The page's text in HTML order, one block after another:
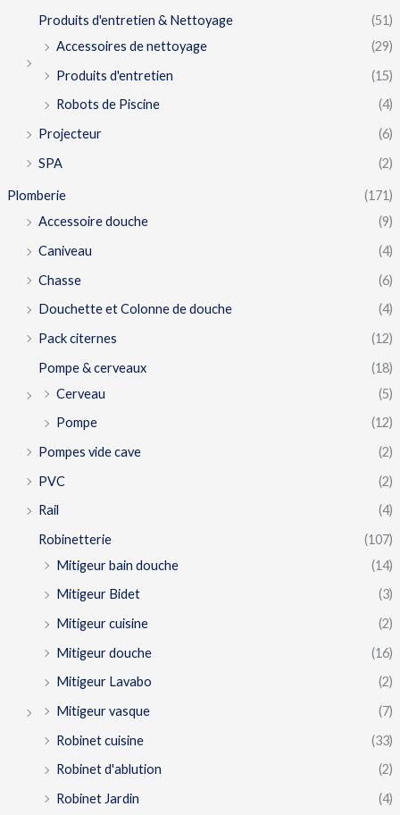
Produits d'entretien & Nettoyage
(51)
Accessoires de nettoyage
(29)
Produits d'entretien
(15)
Robots de Piscine
(4)
Projecteur
(6)
SPA
(2)
Plomberie
(171)
Accessoire douche
(9)
Caniveau
(4)
Chasse
(6)
Douchette et Colonne de douche
(4)
Pack citernes
(12)
Pompe & cerveaux
(18)
Cerveau
(5)
Pompe
(12)
Pompes vide cave
(2)
PVC
(2)
Rail
(4)
Robinetterie
(107)
Mitigeur bain douche
(14)
Mitigeur Bidet
(3)
Mitigeur cuisine
(2)
Mitigeur douche
(16)
Mitigeur Lavabo
(2)
Mitigeur vasque
(7)
Robinet cuisine
(33)
Robinet d'ablution
(2)
Robinet Jardin
(4)